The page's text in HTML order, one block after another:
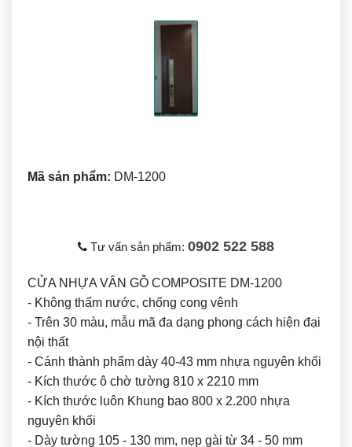
Mã sản phẩm: DM-1200
Tư vấn sản phẩm: 0902 522 588
CỬA NHỰA VÂN GỖ COMPOSITE DM-1200
- Không thấm nước, chống cong vênh
- Trên 30 màu, mẫu mã đa dạng phong cách hiện đại
nội thất
- Cánh thành phẩm dày 40-43 mm nhựa nguyên khối
- Kích thước ô chờ tường 810 x 2210 mm
- Kích thước luôn Khung bao 800 x 2.200 nhựa
nguyên khối
- Dày tường 105 - 130 mm, nẹp gài từ 34 - 50 mm